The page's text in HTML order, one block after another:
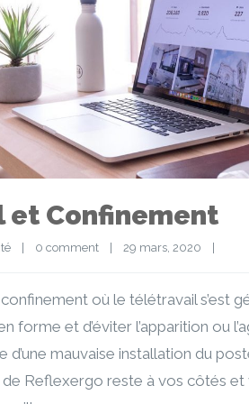
et Confinement
| 0 comment | 29 mars, 2020 |
où le télétravail s’est
forme et d’éviter l’apparition ou
d’une mauvaise installation du
de Reflexergo reste à vos côtés